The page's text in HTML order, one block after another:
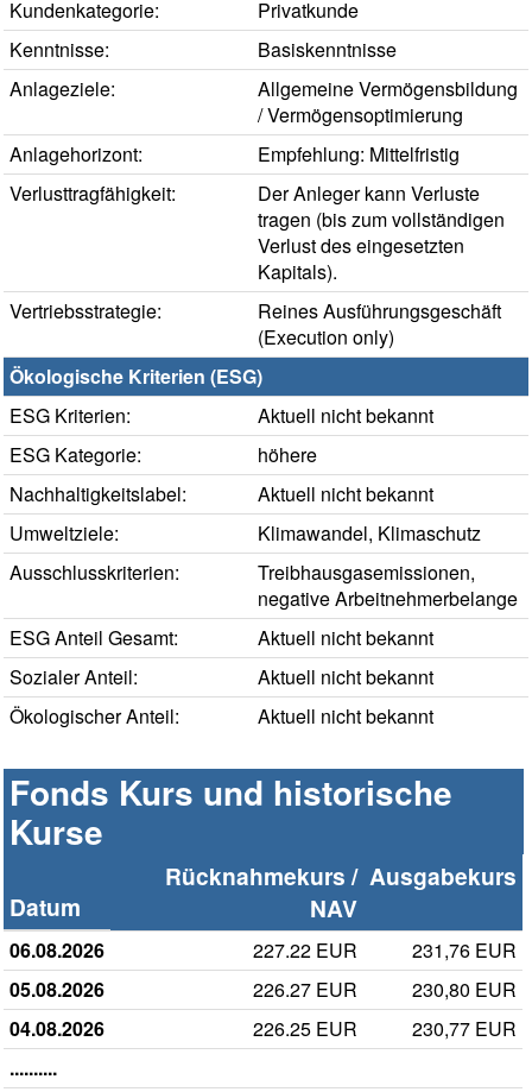
Kundenkategorie:
Privatkunde
Kenntnisse:
Basiskenntnisse
Anlageziele:
Allgemeine Vermögensbildung
/ Vermögensoptimierung
Anlagehorizont:
Empfehlung: Mittelfristig
Verlusttragfähigkeit:
Der Anleger kann Verluste
tragen (bis zum vollständigen
Verlust des eingesetzten
Kapitals).
Vertriebsstrategie:
Reines Ausführungsgeschäft
(Execution only)
Ökologische Kriterien (ESG)
ESG Kriterien:
Aktuell nicht bekannt
ESG Kategorie:
höhere
Nachhaltigkeitslabel:
Aktuell nicht bekannt
Umweltziele:
Klimawandel, Klimaschutz
Ausschlusskriterien:
Treibhausgasemissionen,
negative Arbeitnehmerbelange
ESG Anteil Gesamt:
Aktuell nicht bekannt
Sozialer Anteil:
Aktuell nicht bekannt
Ökologischer Anteil:
Aktuell nicht bekannt
Fonds Kurs und historische
Kurse
Datum
Rücknahmekurs /
NAV
Ausgabekurs
06.08.2026 227.22 EUR
231,76 EUR
05.08.2026
226.27 EUR
230,80 EUR
04.08.2026
226.25 EUR
230,77 EUR
..........